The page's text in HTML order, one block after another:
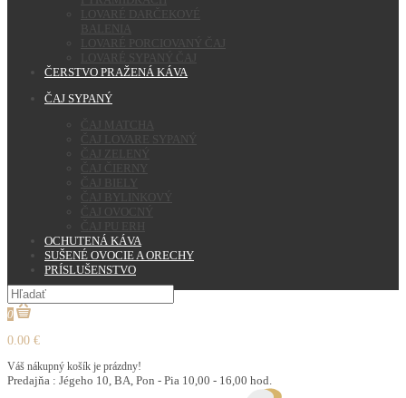
LOVARÉ DARČEKOVÉ
BALENIA
LOVARÉ PORCIOVANÝ ČAJ
LOVARÉ SYPANÝ ČAJ
ČERSTVO PRAŽENÁ KÁVA
ČAJ SYPANÝ
ČAJ MATCHA
ČAJ LOVARE SYPANÝ
ČAJ ZELENÝ
ČAJ ČIERNY
ČAJ BIELY
ČAJ BYLINKOVÝ
ČAJ OVOCNÝ
ČAJ PU ERH
OCHUTENÁ KÁVA
SUŠENÉ OVOCIE A ORECHY
PRÍSLUŠENSTVO
0
0.00 €
Váš nákupný košík je prázdny!
Predajňa : Jégeho 10, BA, Pon - Pia 10,00 - 16,00 hod.